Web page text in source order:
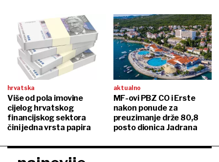
hrvatska
Više od pola imovine
cijelog hrvatskog
financijskog sektora
čini jedna vrsta papira
aktualno
MF-ovi PBZ CO i Erste
nakon ponude za
preuzimanje drže 80,8
posto dionica Jadrana